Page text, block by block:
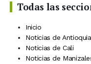
Todas las
Inicio
Noticias de Antioquia
Noticias de Cali
Noticias de